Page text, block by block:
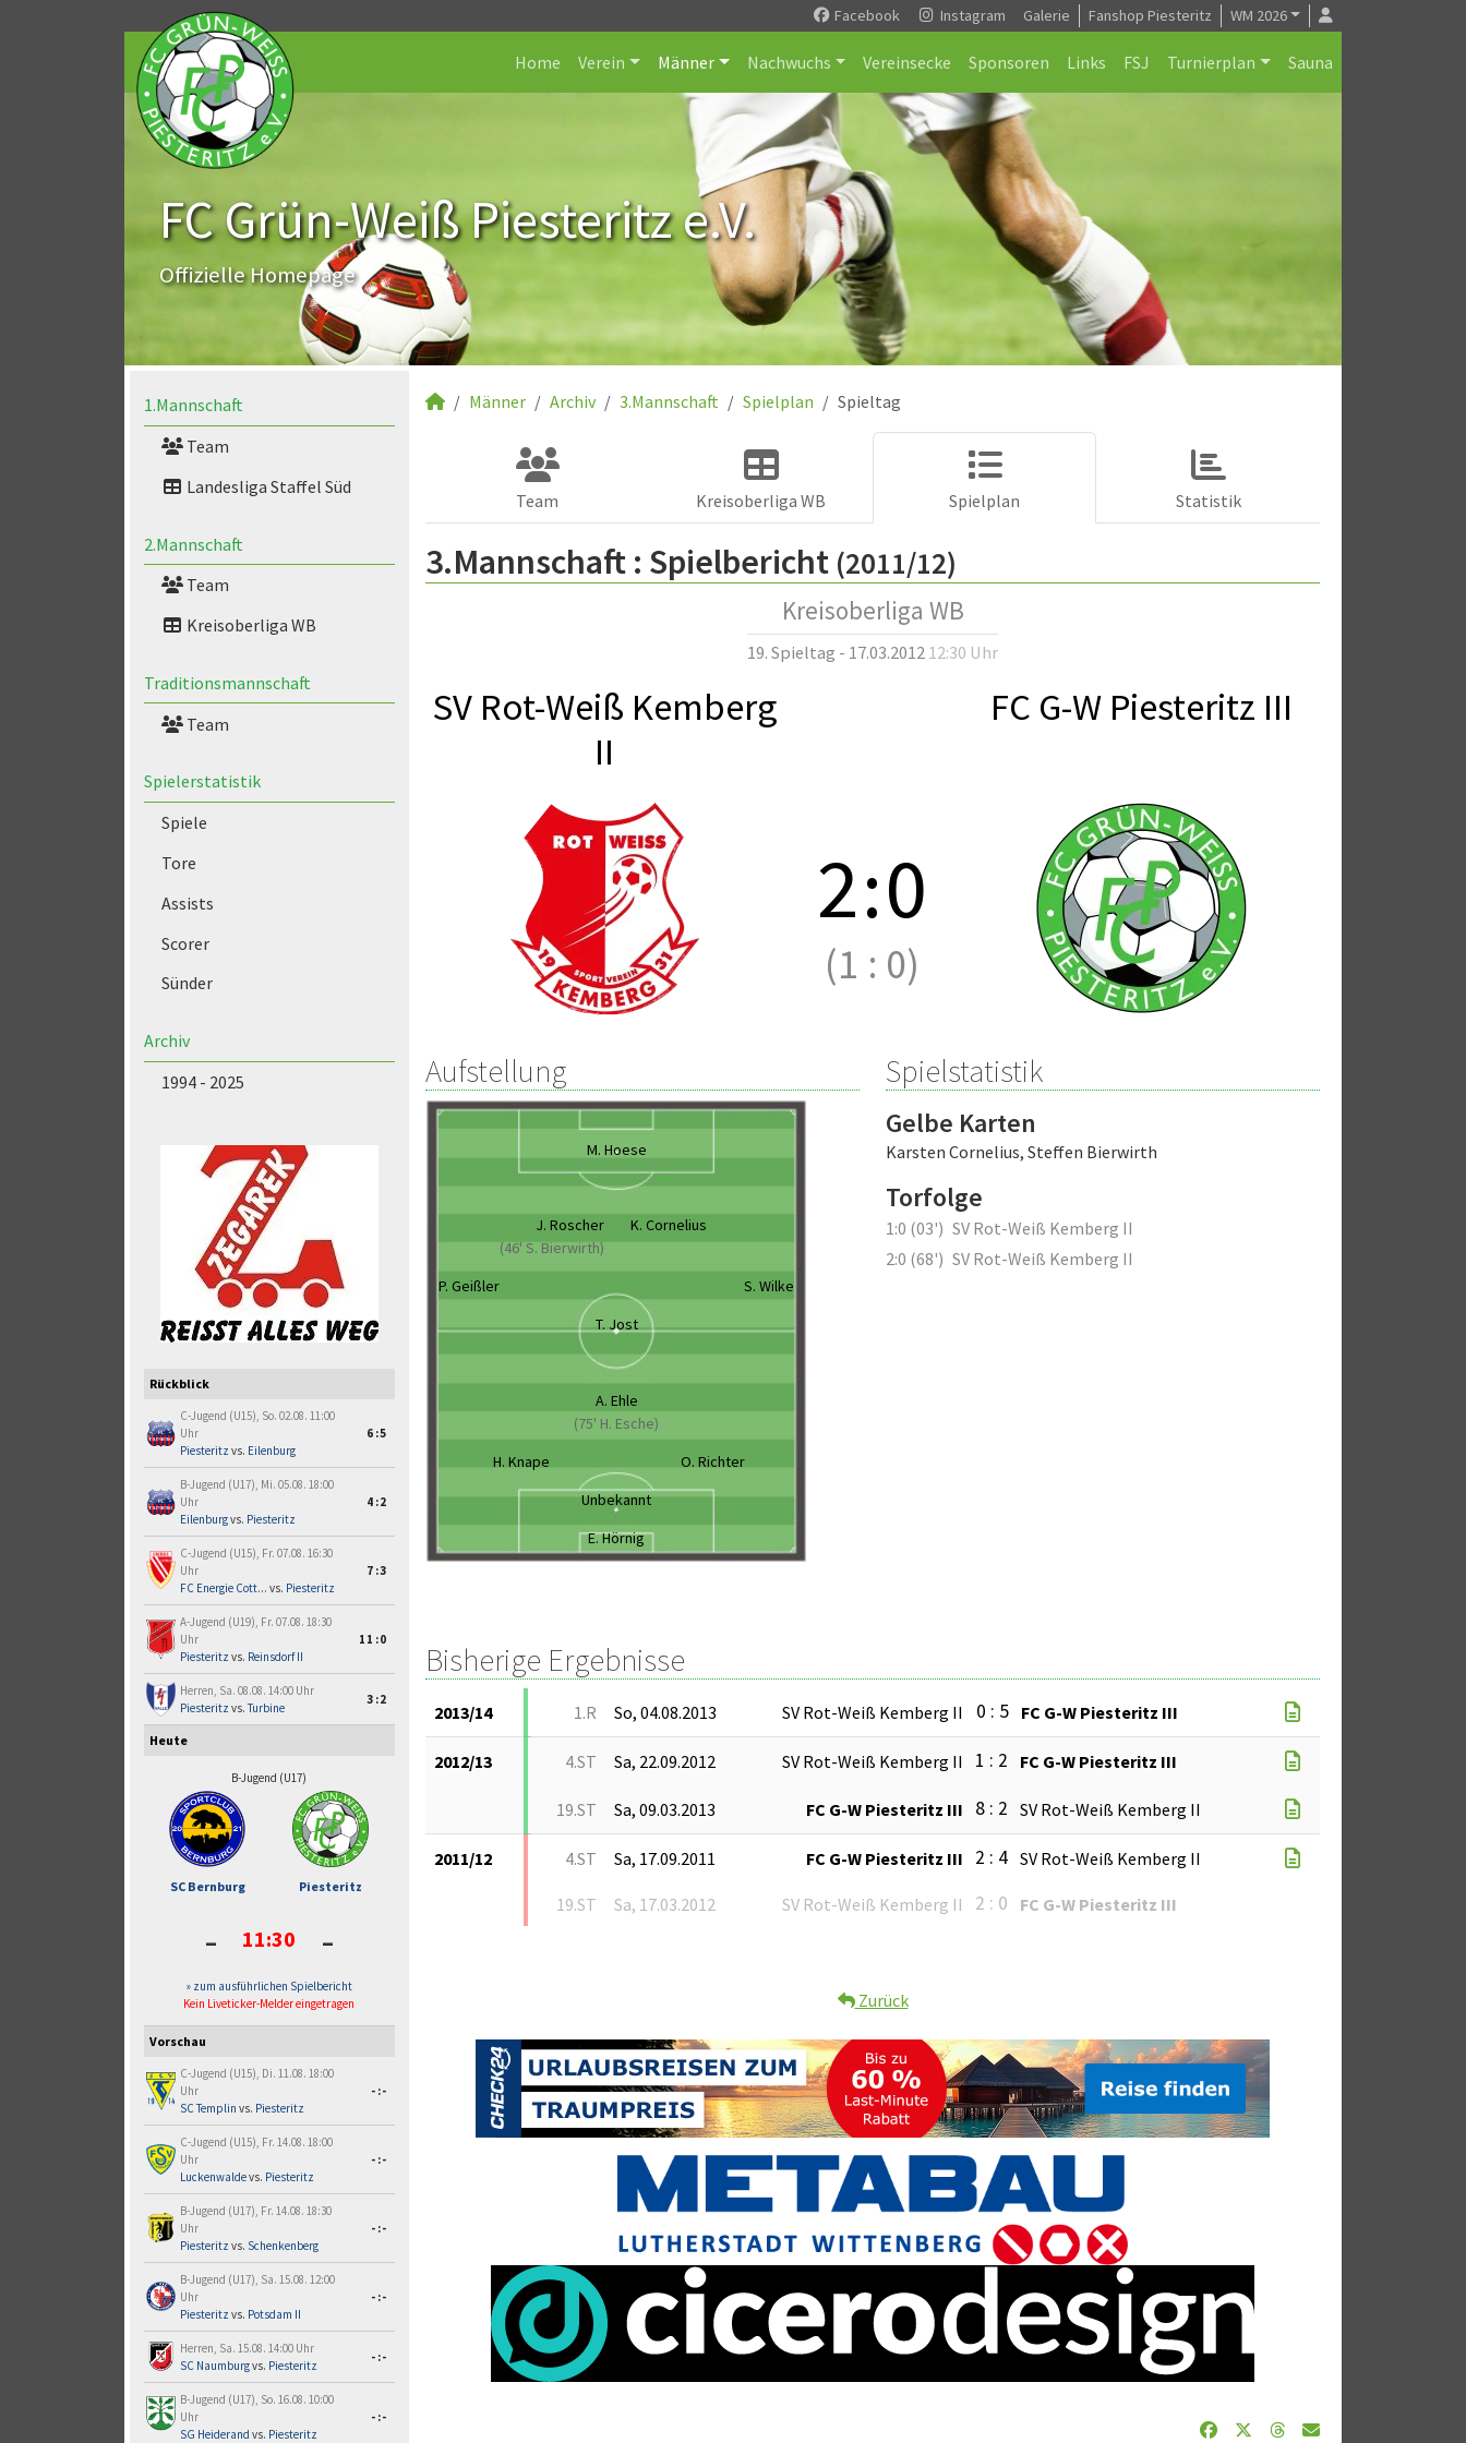
Facebook Instagram Galerie Fanshop Piesteritz WM 2026
Home Verein Männer Nachwuchs Vereinsecke Sponsoren Links FSJ Turnierplan Sauna
FC Grün-Weiß Piesteritz e.V.
Offizielle Homepage
1.Mannschaft
Team
Landesliga Staffel Süd
2.Mannschaft
Team
Kreisoberliga WB
Traditionsmannschaft
Team
Spielerstatistik
Spiele
Tore
Assists
Scorer
Sünder
Archiv
1994 - 2025
Rückblick
C-Jugend (U15), So. 02.08. 11:00
Uhr
Piesteritz vs. Eilenburg
6:5
B-Jugend (U17), Mi. 05.08. 18:00
Uhr
Eilenburgvs. Piesteritz
4:2
C-Jugend (U15), Fr. 07.08. 16:30
Uhr
FC Energie Cott... vs. Piesteritz
7:3
A-Jugend (U19), Fr. 07.08. 18:30
Uhr
Piesteritz vs. Reinsdorf II
11:0
Herren, Sa. 08.08. 14:00 Uhr
Piesteritz vs.Turbine
3:2
Heute
B-Jugend (U17)
SC Bernburg Piesteritz
- 11:30 -
» zum ausführlichen Spielbericht
Kein Liveticker-Melder eingetragen
Vorschau
C-Jugend (U15), Di. 11.08. 18:00
Uhr
SC Templin vs. Piesteritz
-:-
C-Jugend (U15), Fr. 14.08. 18:00
Uhr
Luckenwaldevs. Piesteritz
-:-
B-Jugend (U17), Fr. 14.08. 18:30
Uhr
Piesteritz vs. Schenkenberg
-:-
B-Jugend (U17), Sa. 15.08. 12:00
Uhr
Piesteritz vs. Potsdam II
-:-
Herren, Sa. 15.08. 14:00 Uhr
SC Naumburgvs. Piesteritz
-:-
B-Jugend (U17), So. 16.08. 10:00
Uhr
SG Heiderand vs. Piesteritz
-:-
Männer Archiv 3.Mannschaft Spielplan Spieltag
Team Kreisoberliga WB Spielplan Statistik
3.Mannschaft : Spielbericht (2011/12)
Kreisoberliga WB
19. Spieltag - 17.03.2012 12:30 Uhr
SV Rot-Weiß Kemberg
II
FC G-W Piesteritz III
2:0
(1 : 0)
Aufstellung
M. Hoese
J. Roscher
(46' S. Bierwirth)
K. Cornelius
P. Geißler
S. Wilke
T. Jost
A. Ehle
(75' H. Esche)
H. Knape
O. Richter
Unbekannt
E. Hörnig
Spielstatistik
Gelbe Karten
Karsten Cornelius, Steffen Bierwirth
Torfolge
1:0 (03') SV Rot-Weiß Kemberg II
2:0 (68') SV Rot-Weiß Kemberg II
Bisherige Ergebnisse
2013/14 1.R So, 04.08.2013 SV Rot-Weiß Kemberg II 0 : 5 FC G-W Piesteritz III
2012/13 4.ST Sa, 22.09.2012 SV Rot-Weiß Kemberg II 1 : 2 FC G-W Piesteritz III
19.ST Sa, 09.03.2013 FC G-W Piesteritz III 8 : 2 SV Rot-Weiß Kemberg II
2011/12 4.ST Sa, 17.09.2011 FC G-W Piesteritz III 2 : 4 SV Rot-Weiß Kemberg II
19.ST Sa, 17.03.2012 SV Rot-Weiß Kemberg II 2 : 0 FC G-W Piesteritz III
Zurück